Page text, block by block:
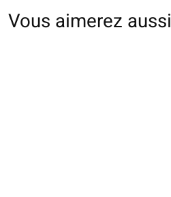
Vous aimerez aussi